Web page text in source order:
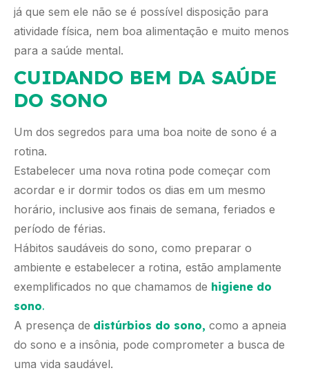
já que sem ele não se é possível disposição para
atividade física, nem boa alimentação e muito menos
para a saúde mental.
CUIDANDO BEM DA SAÚDE
DO SONO
Um dos segredos para uma boa noite de sono é a
rotina.
Estabelecer uma nova rotina pode começar com
acordar e ir dormir todos os dias em um mesmo
horário, inclusive aos finais de semana, feriados e
período de férias.
Hábitos saudáveis do sono, como preparar o
ambiente e estabelecer a rotina, estão amplamente
exemplificados no que chamamos de higiene do
sono.
A presença de distúrbios do sono, como a apneia
do sono e a insônia, pode comprometer a busca de
uma vida saudável.